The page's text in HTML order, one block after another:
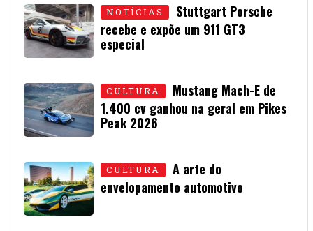
NOTÍCIAS
Stuttgart Porsche
recebe e expõe um 911 GT3
especial
CULTURA
Mustang Mach-E de
1.400 cv ganhou na geral em Pikes
Peak 2026
CULTURA
A arte do
envelopamento automotivo